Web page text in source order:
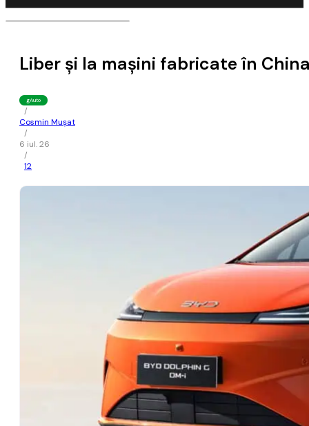
Liber şi la maşini fabricate în
gAuto
/
Cosmin Mușat
/
6 iul. 26
/
12